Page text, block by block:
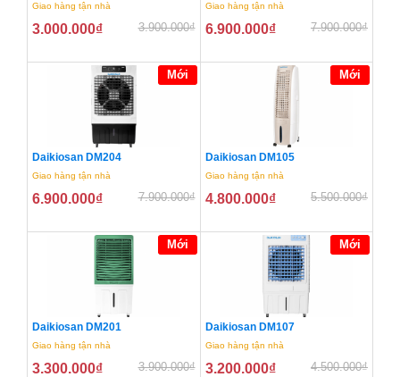
Giao hàng tận nhà
3.000.000₫ 3.900.000₫
Giao hàng tận nhà
6.900.000₫ 7.900.000₫
Mới
Daikiosan DM204
Giao hàng tận nhà
6.900.000₫ 7.900.000₫
Mới
Daikiosan DM105
Giao hàng tận nhà
4.800.000₫ 5.500.000₫
Mới
Daikiosan DM201
Giao hàng tận nhà
3.300.000₫ 3.900.000₫
Mới
Daikiosan DM107
Giao hàng tận nhà
3.200.000₫ 4.500.000₫